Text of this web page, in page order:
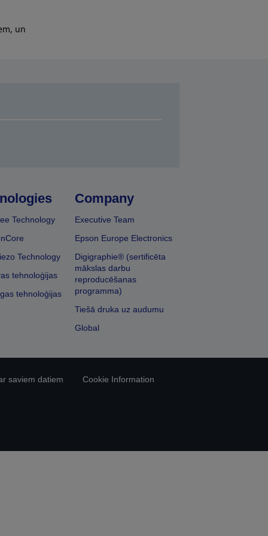
un
Technology
Technology
tehnoloģijas
tehnoloģijas
Company
Executive Team
Epson Europe Electronics
Digigraphie® (sertificēta
mākslas darbu
reproducēšanas
programma)
Tiešā druka uz audumu
Global
saviem datiem Cookie Information